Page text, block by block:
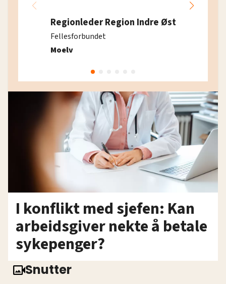
Regionleder Region Indre Øst
Fellesforbundet
Moelv
I konflikt med sjefen: Kan
arbeidsgiver nekte å betale
sykepenger?
Snutter